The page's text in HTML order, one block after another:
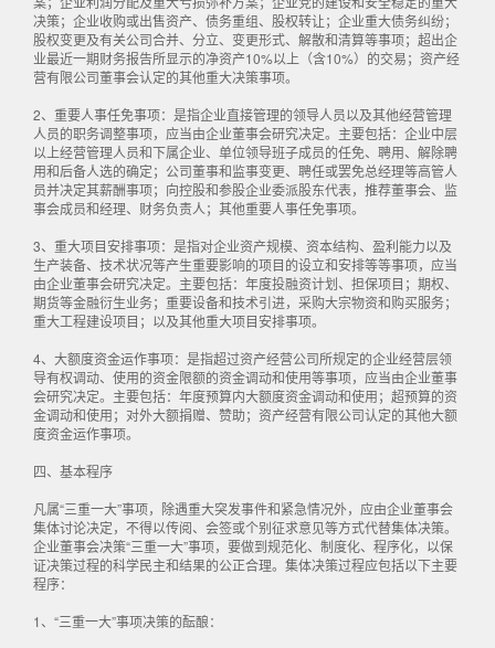
决策；企业收购或出售资产、债务重组、股权转让；企业重大债务纠纷；
股权变更及有关公司合并、分立、变更形式、解散和清算等事项；超出企
业最近一期财务报告所显示的净资产10%以上（含10%）的交易；资产经
营有限公司董事会认定的其他重大决策事项。
2、重要人事任免事项：是指企业直接管理的领导人员以及其他经营管理
人员的职务调整事项，应当由企业董事会研究决定。主要包括：企业中层
以上经营管理人员和下属企业、单位领导班子成员的任免、聘用、解除聘
用和后备人选的确定；公司董事和监事变更、聘任或罢免总经理等高管人
员并决定其薪酬事项；向控股和参股企业委派股东代表，推荐董事会、监
事会成员和经理、财务负责人；其他重要人事任免事项。
3、重大项目安排事项：是指对企业资产规模、资本结构、盈利能力以及
生产装备、技术状况等产生重要影响的项目的设立和安排等等事项，应当
由企业董事会研究决定。主要包括：年度投融资计划、担保项目；期权、
期货等金融衍生业务；重要设备和技术引进，采购大宗物资和购买服务；
重大工程建设项目；以及其他重大项目安排事项。
4、大额度资金运作事项：是指超过资产经营公司所规定的企业经营层领
导有权调动、使用的资金限额的资金调动和使用等事项，应当由企业董事
会研究决定。主要包括：年度预算内大额度资金调动和使用；超预算的资
金调动和使用；对外大额捐赠、赞助；资产经营有限公司认定的其他大额
度资金运作事项。
四、基本程序
凡属“三重一大”事项，除遇重大突发事件和紧急情况外，应由企业董事会
集体讨论决定，不得以传阅、会签或个别征求意见等方式代替集体决策。
企业董事会决策“三重一大”事项，要做到规范化、制度化、程序化，以保
证决策过程的科学民主和结果的公正合理。集体决策过程应包括以下主要
程序：
1、“三重一大”事项决策的酝酿：